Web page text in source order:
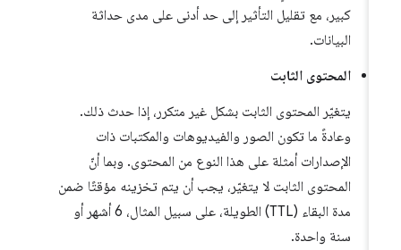
كبير، مع تقليل التأثير إلى حد أدنى على مدى حداثة
البيانات.
المحتوى الثابت
يتغيّر المحتوى الثابت بشكل غير متكرر، إذا حدث ذلك.
وعادةً ما تكون الصور والفيديوهات والمكتبات ذات
الإصدارات أمثلة على هذا النوع من المحتوى. وبما أنّ
المحتوى الثابت لا يتغيّر، يجب أن يتم تخزينه مؤقتًا ضمن
مدة البقاء (TTL) الطويلة، على سبيل المثال، 6 أشهر أو
سنة واحدة.